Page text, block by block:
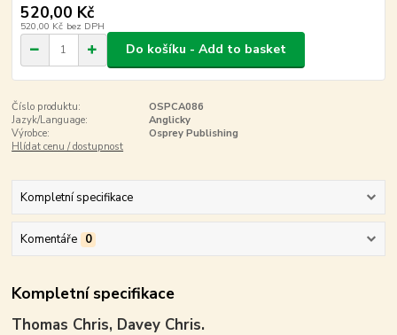
520,00 Kč
520,00 Kč bez DPH
Do košíku - Add to basket
Číslo produktu:
OSPCA086
Jazyk/Language:
Anglicky
Výrobce:
Osprey Publishing
Hlídat cenu / dostupnost
Kompletní specifikace
Komentáře 0
Kompletní specifikace
Thomas Chris, Davey Chris.